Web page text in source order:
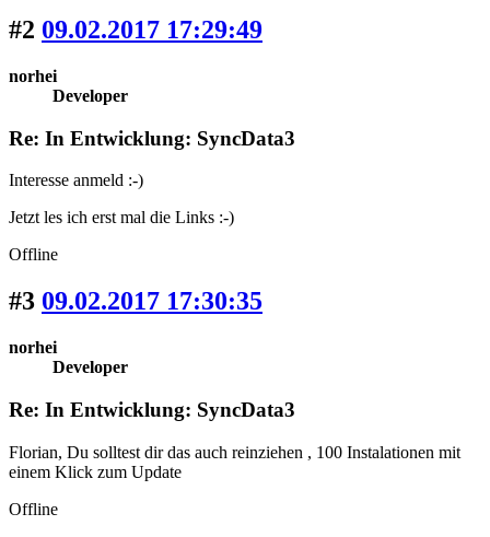
#2 09.02.2017 17:29:49
norhei
Developer
Re: In Entwicklung: SyncData3
Interesse anmeld :-)
Jetzt les ich erst mal die Links :-)
Offline
#3 09.02.2017 17:30:35
norhei
Developer
Re: In Entwicklung: SyncData3
Florian, Du solltest dir das auch reinziehen , 100 Instalationen mit
einem Klick zum Update
Offline